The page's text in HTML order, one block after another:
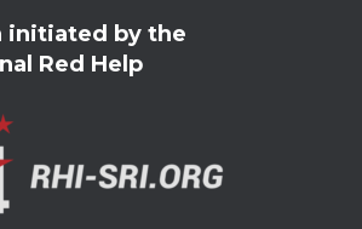
initiated by the
Red Help